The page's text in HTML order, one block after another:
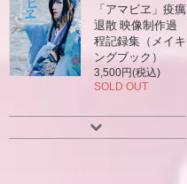
「アマビヱ」疫癘
退散 映像制作過
程記録集（メイキ
ングブック）
3,500円(税込)
SOLD OUT